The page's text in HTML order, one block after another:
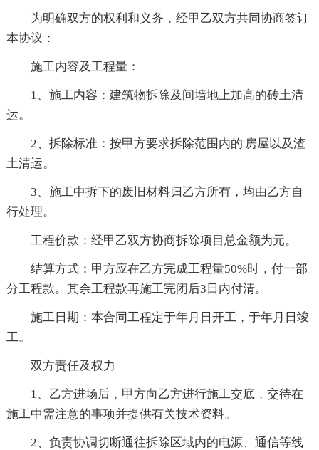
为明确双方的权利和义务，经甲乙双方共同协商签订
本协议：
施工内容及工程量：
1、施工内容：建筑物拆除及间墙地上加高的砖土清
运。
2、拆除标准：按甲方要求拆除范围内的'房屋以及渣
土清运。
3、施工中拆下的废旧材料归乙方所有，均由乙方自
行处理。
工程价款：经甲乙双方协商拆除项目总金额为元。
结算方式：甲方应在乙方完成工程量50%时，付一部
分工程款。其余工程款再施工完闭后3日内付清。
施工日期：本合同工程定于年月日开工，于年月日竣
工。
双方责任及权力
1、乙方进场后，甲方向乙方进行施工交底，交待在
施工中需注意的事项并提供有关技术资料。
2、负责协调切断通往拆除区域内的电源、通信等线